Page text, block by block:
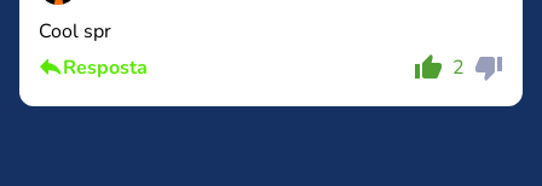
Cool spr
Resposta
2
Cancelar Comentário